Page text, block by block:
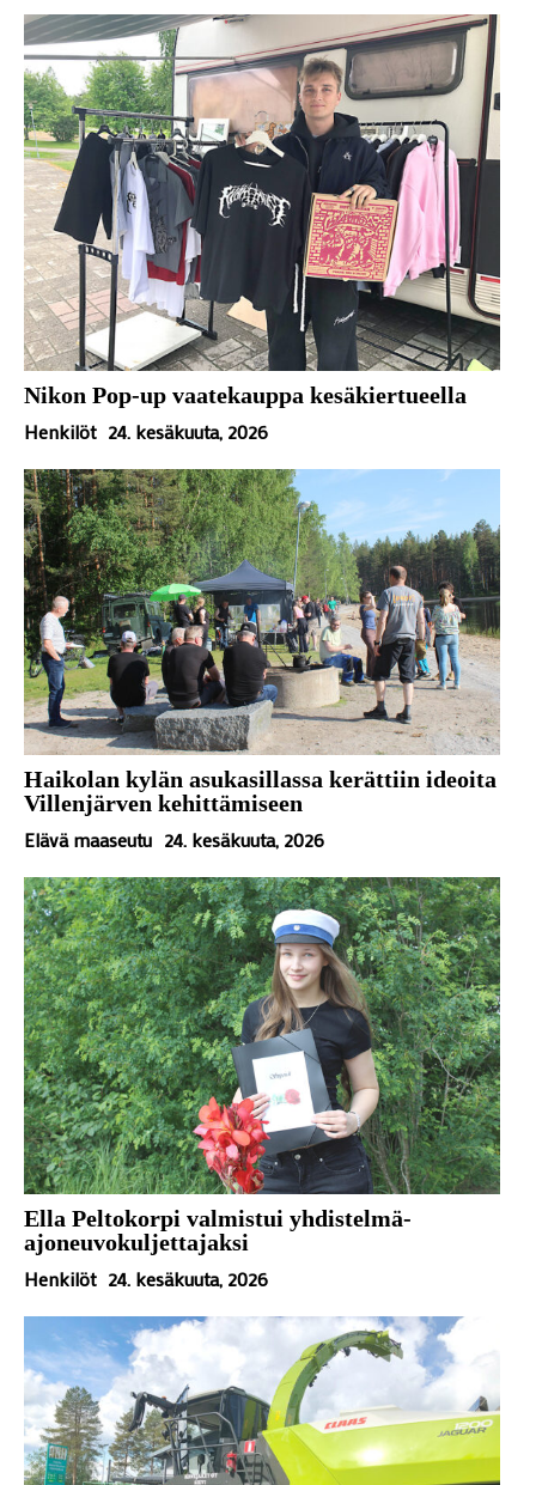
Nikon Pop-up vaatekauppa kesäkiertueella
Henkilöt 24. kesäkuuta, 2026
Haikolan kylän asukasillassa kerättiin ideoita
Villenjärven kehittämiseen
Elävä maaseutu 24. kesäkuuta, 2026
Ella Peltokorpi valmistui yhdistelmä-
ajoneuvokuljettajaksi
Henkilöt 24. kesäkuuta, 2026